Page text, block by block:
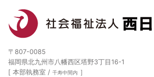
〒807-0085
福岡県北九州市八幡西区塔野3丁目16-1
[ 本部執務室 / 千寿中間内 ］